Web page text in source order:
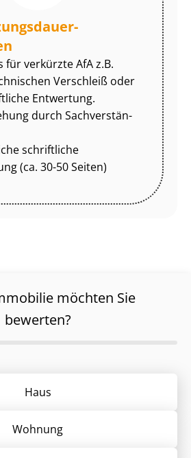
für verkürzte AfA z.B.
Verschleiß oder
Entwertung.
durch Sach­ver­stän­
schriftliche
(ca. 30-50 Seiten)
möchten Sie
bewerten?
Haus
Wohnung